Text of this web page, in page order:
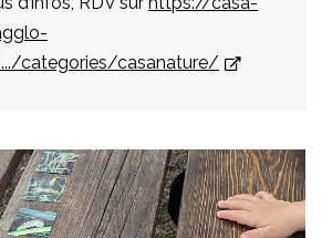
categories/casanature/